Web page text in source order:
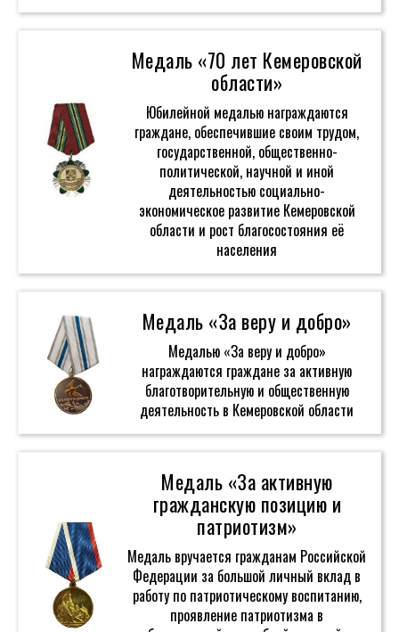
Медаль «70 лет Кемеровской
области»
Юбилейной медалью награждаются
граждане, обеспечившие своим трудом,
государственной, общественно-
политической, научной и иной
деятельностью социально-
экономическое развитие Кемеровской
области и рост благосостояния её
населения
Медаль «За веру и добро»
Медалью «За веру и добро»
награждаются граждане за активную
благотворительную и общественную
деятельность в Кемеровской области
Медаль «За активную
гражданскую позицию и
патриотизм»
Медаль вручается гражданам Российской
Федерации за большой личный вклад в
работу по патриотическому воспитанию,
проявление патриотизма в